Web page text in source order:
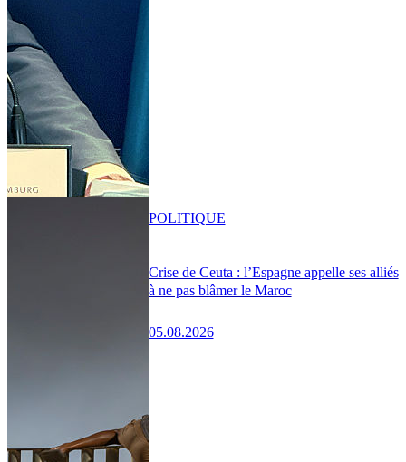
Crise de Ceuta : l’Espagne appelle ses alliés
à ne pas blâmer le Maroc
05.08.2026
POLITIQUE